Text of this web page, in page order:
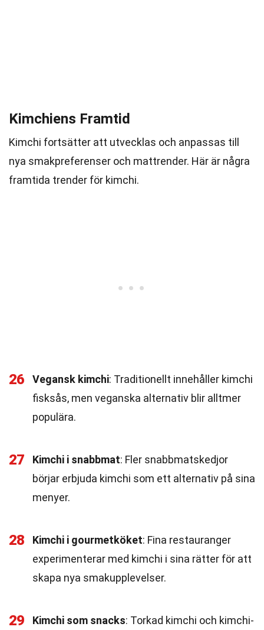
Kimchiens Framtid
Kimchi fortsätter att utvecklas och anpassas till
nya smakpreferenser och mattrender. Här är några
framtida trender för kimchi.
26 Vegansk kimchi: Traditionellt innehåller kimchi
fisksås, men veganska alternativ blir alltmer
populära.
27 Kimchi i snabbmat: Fler snabbmatskedjor
börjar erbjuda kimchi som ett alternativ på sina
menyer.
28 Kimchi i gourmetköket: Fina restauranger
experimenterar med kimchi i sina rätter för att
skapa nya smakupplevelser.
29 Kimchi som snacks: Torkad kimchi och kimchi-